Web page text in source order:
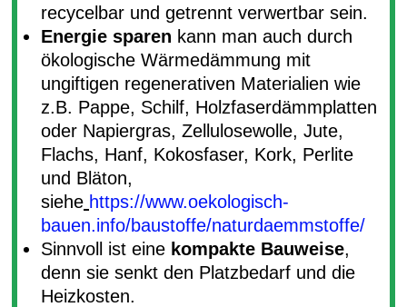
recycelbar und getrennt verwertbar sein.
Energie sparen kann man auch durch
ökologische Wärmedämmung mit
ungiftigen regenerativen Materialien wie
z.B. Pappe, Schilf, Holzfaserdämmplatten
oder Napiergras, Zellulosewolle, Jute,
Flachs, Hanf, Kokosfaser, Kork, Perlite
und Bläton,
siehe https://www.oekologisch-
bauen.info/baustoffe/naturdaemmstoffe/
Sinnvoll ist eine kompakte Bauweise,
denn sie senkt den Platzbedarf und die
Heizkosten.